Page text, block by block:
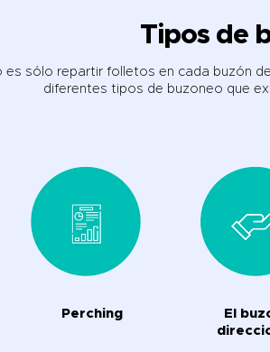
Tipos de
es sólo repartir folletos en cada buzón
diferentes tipos de buzoneo que
Perching
El